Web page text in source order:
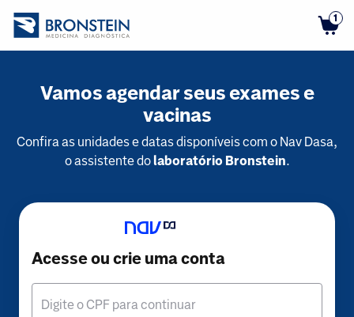
1
Vamos agendar seus exames e
vacinas
Confira as unidades e datas disponíveis com o Nav Dasa,
o assistente dolaboratório Bronstein.
Acesse ou crie uma conta
Digite o CPF para continuar